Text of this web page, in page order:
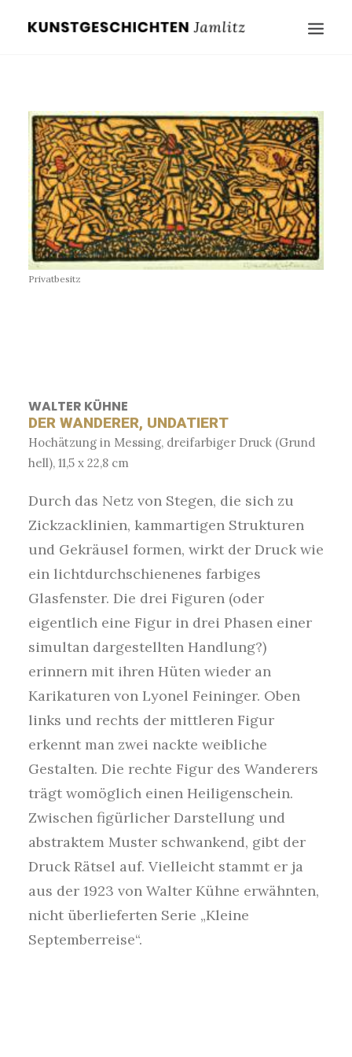
Privatbesitz
WALTER KÜHNE
DER WANDERER, UNDATIERT
Hochätzung in Messing, dreifarbiger Druck (Grund
hell), 11,5 x 22,8 cm
Durch das Netz von Stegen, die sich zu
Zickzacklinien, kammartigen Strukturen
und Gekräusel formen, wirkt der Druck wie
ein lichtdurchschienenes farbiges
Glasfenster. Die drei Figuren (oder
eigentlich eine Figur in drei Phasen einer
simultan dargestellten Handlung?)
erinnern mit ihren Hüten wieder an
Karikaturen von Lyonel Feininger. Oben
links und rechts der mittleren Figur
erkennt man zwei nackte weibliche
Gestalten. Die rechte Figur des Wanderers
trägt womöglich einen Heiligenschein.
Zwischen figürlicher Darstellung und
abstraktem Muster schwankend, gibt der
Druck Rätsel auf. Vielleicht stammt er ja
aus der 1923 von Walter Kühne erwähnten,
nicht überlieferten Serie „Kleine
Septemberreise“.